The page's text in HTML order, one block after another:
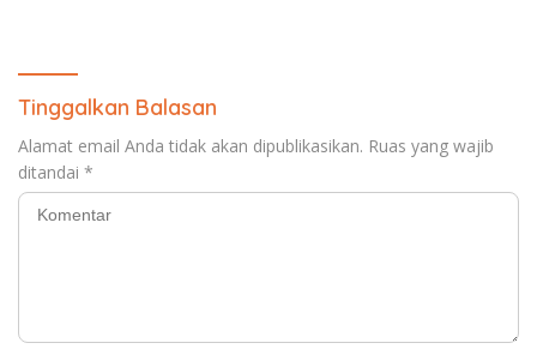
Tinggalkan Balasan
Alamat email Anda tidak akan dipublikasikan. Ruas yang wajib
ditandai *